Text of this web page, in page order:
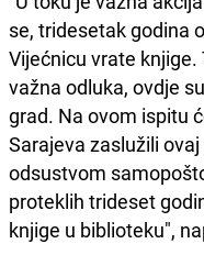
se, tridesetak godina
Vijećnicu vrate knjige.
važna odluka, ovdje
grad. Na ovom ispitu
Sarajeva zaslužili
odsustvom
proteklih trideset
knjige u biblioteku",